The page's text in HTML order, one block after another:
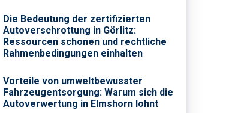
Die Bedeutung der zertifizierten
Autoverschrottung in Görlitz:
Ressourcen schonen und rechtliche
Rahmenbedingungen einhalten
Vorteile von umweltbewusster
Fahrzeugentsorgung: Warum sich die
Autoverwertung in Elmshorn lohnt